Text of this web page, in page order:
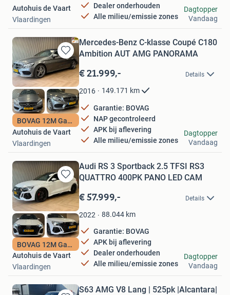
Dealer onderhouden
Alle milieu/emissie zones
Autohuis de Vaart
Vlaardingen
Dagtopper
Vandaag
Bewaren
in
Mijn
Favorieten
BOVAG 12M Garantie
Mercedes-Benz C-klasse Coupé C180
Ambition AUT AMG PANORAMA
€ 21.999,- Details
2016 149.171 km
Garantie: BOVAG
NAP gecontroleerd
APK bij aflevering
Alle milieu/emissie zones
Autohuis de Vaart
Vlaardingen
Dagtopper
Vandaag
Bewaren
in
Mijn
Favorieten
BOVAG 12M Garantie
Audi RS 3 Sportback 2.5 TFSI RS3
QUATTRO 400PK PANO LED CAM
€ 57.999,- Details
2022 88.044 km
Garantie: BOVAG
APK bij aflevering
Dealer onderhouden
Alle milieu/emissie zones
Autohuis de Vaart
Vlaardingen
Dagtopper
Vandaag
S63 AMG V8 Lang | 525pk |Alcantara|